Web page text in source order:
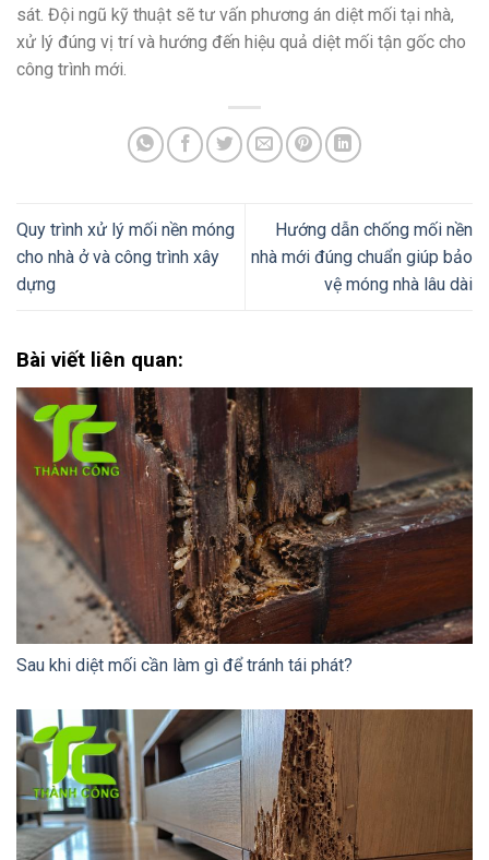
sát. Đội ngũ kỹ thuật sẽ tư vấn phương án diệt mối tại nhà,
xử lý đúng vị trí và hướng đến hiệu quả diệt mối tận gốc cho
công trình mới.
Quy trình xử lý mối nền móng
cho nhà ở và công trình xây
dựng
Hướng dẫn chống mối nền
nhà mới đúng chuẩn giúp bảo
vệ móng nhà lâu dài
Bài viết liên quan:
Sau khi diệt mối cần làm gì để tránh tái phát?